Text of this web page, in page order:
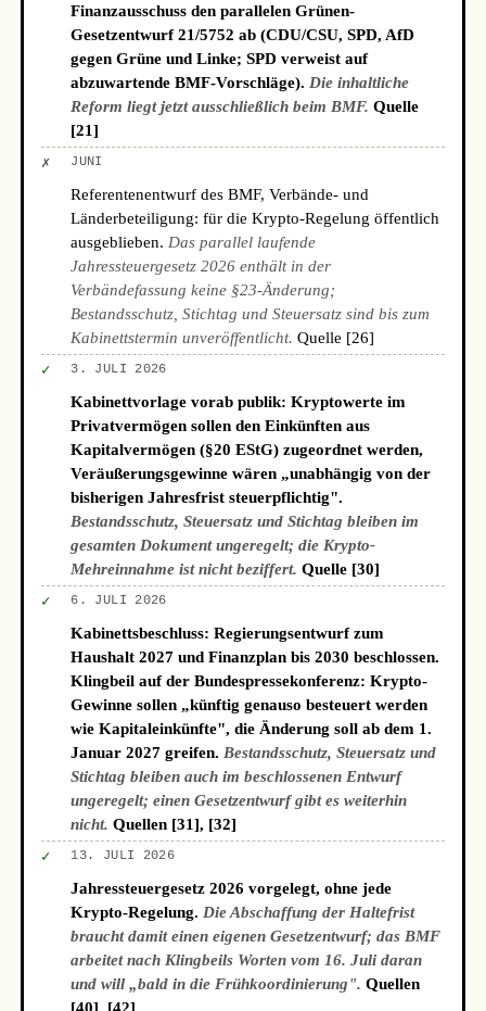
Finanzausschuss den parallelen Grünen-
Gesetzentwurf 21/5752 ab (CDU/CSU, SPD, AfD
gegen Grüne und Linke; SPD verweist auf
abzuwartende BMF-Vorschläge). Die inhaltliche
Reform liegt jetzt ausschließlich beim BMF. Quelle
[21]
✗ JUNI
Referentenentwurf des BMF, Verbände- und
Länderbeteiligung: für die Krypto-Regelung öffentlich
ausgeblieben. Das parallel laufende
Jahressteuergesetz 2026 enthält in der
Verbändefassung keine §23-Änderung;
Bestandsschutz, Stichtag und Steuersatz sind bis zum
Kabinettstermin unveröffentlicht. Quelle [26]
✓ 3. JULI 2026
Kabinettvorlage vorab publik: Kryptowerte im
Privatvermögen sollen den Einkünften aus
Kapitalvermögen (§20 EStG) zugeordnet werden,
Veräußerungsgewinne wären „unabhängig von der
bisherigen Jahresfrist steuerpflichtig".
Bestandsschutz, Steuersatz und Stichtag bleiben im
gesamten Dokument ungeregelt; die Krypto-
Mehreinnahme ist nicht beziffert. Quelle [30]
✓ 6. JULI 2026
Kabinettsbeschluss: Regierungsentwurf zum
Haushalt 2027 und Finanzplan bis 2030 beschlossen.
Klingbeil auf der Bundespressekonferenz: Krypto-
Gewinne sollen „künftig genauso besteuert werden
wie Kapitaleinkünfte", die Änderung soll ab dem 1.
Januar 2027 greifen. Bestandsschutz, Steuersatz und
Stichtag bleiben auch im beschlossenen Entwurf
ungeregelt; einen Gesetzentwurf gibt es weiterhin
nicht. Quellen [31], [32]
✓ 13. JULI 2026
Jahressteuergesetz 2026 vorgelegt, ohne jede
Krypto-Regelung. Die Abschaffung der Haltefrist
braucht damit einen eigenen Gesetzentwurf; das BMF
arbeitet nach Klingbeils Worten vom 16. Juli daran
und will „bald in die Frühkoordinierung". Quellen